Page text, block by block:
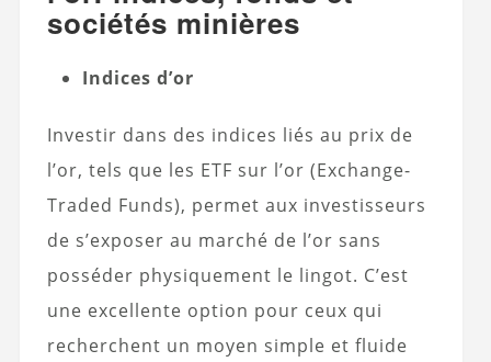
sociétés minières
Indices d’or
Investir dans des indices liés au prix de
l’or, tels que les ETF sur l’or (Exchange-
Traded Funds), permet aux investisseurs
de s’exposer au marché de l’or sans
posséder physiquement le lingot. C’est
une excellente option pour ceux qui
recherchent un moyen simple et fluide